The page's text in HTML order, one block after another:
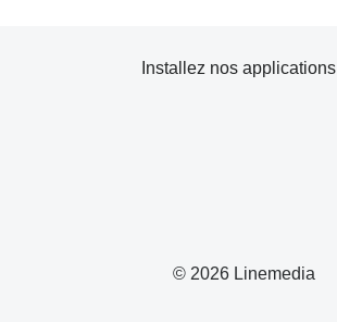
© 2026 Linemedia
Installez nos applications